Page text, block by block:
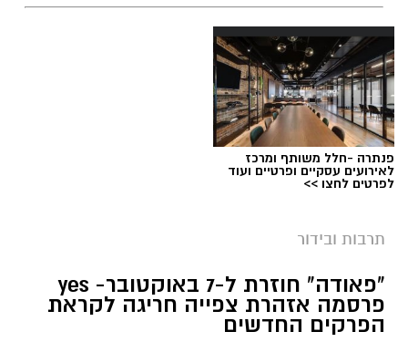
פנתרה -חלל משותף ומרכז
לאירועים עסקיים ופרטיים ועוד
לפרטים לחצו >>
תרבות ובידור
"פאודה" חוזרת ל-7 באוקטובר- yes
פרסמה אזהרת צפייה חריגה לקראת
הפרקים החדשים